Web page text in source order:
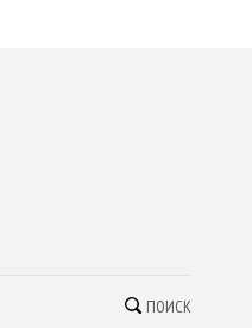
ПОИСК